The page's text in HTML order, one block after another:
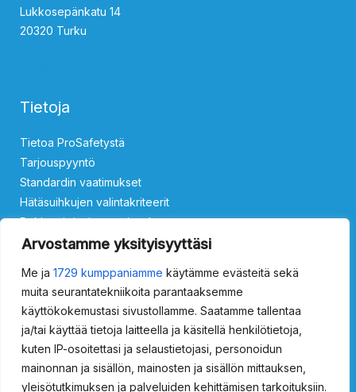
Arvostamme yksityisyyttäsi
Me ja 1729 kumppaniamme käytämme evästeitä sekä
muita seurantatekniikoita parantaaksemme
käyttökokemustasi sivustollamme. Saatamme tallentaa
ja/tai käyttää tietoja laitteella ja käsitellä henkilötietoja,
kuten IP-osoitettasi ja selaustietojasi, personoidun
mainonnan ja sisällön, mainosten ja sisällön mittauksen,
yleisötutkimuksen ja palveluiden kehittämisen tarkoituksiin.
Lukkosepänkatu 14
20320 Turku
Tietoja
Tietoa ProSafetystä
Tarjouspyyntö
Standardin vaatimukset
Hätäsuihkujen valintakriteerit
Rekisteri- ja tietosuojaseloste
Ota yhteyttä
Silmäsuihkut
ProSafety 15011000 ProSafety 15011500ProSafety 15013000
ProSafety 15013500
Vartalosuihkut